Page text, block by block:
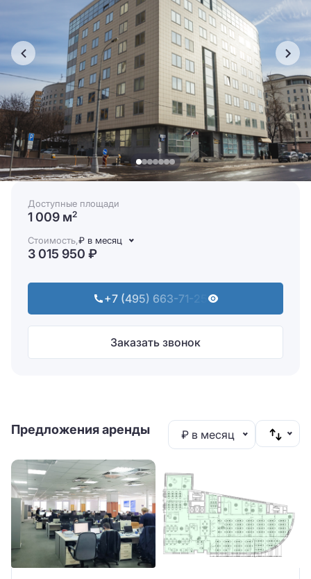
Доступные площади
1 009 м2
Стоимость,₽ в месяц
3 015 950 ₽
+7 (495) 663-71-25
Заказать звонок
Предложения аренды ₽ в месяц